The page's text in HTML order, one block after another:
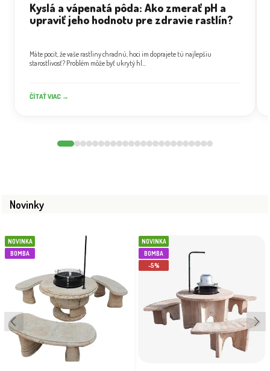
Kyslá a vápenatá pôda: Ako zmerať pH a
upraviť jeho hodnotu pre zdravie rastlín?
Máte pocit, že vaše rastliny chradnú, hoci im doprajete tú najlepšiu
starostlivosť? Problém môže byť ukrytý hl...
ČÍTAŤ VIAC →
Novinky
NOVINKA
BOMBA
NOVINKA
BOMBA
-5%